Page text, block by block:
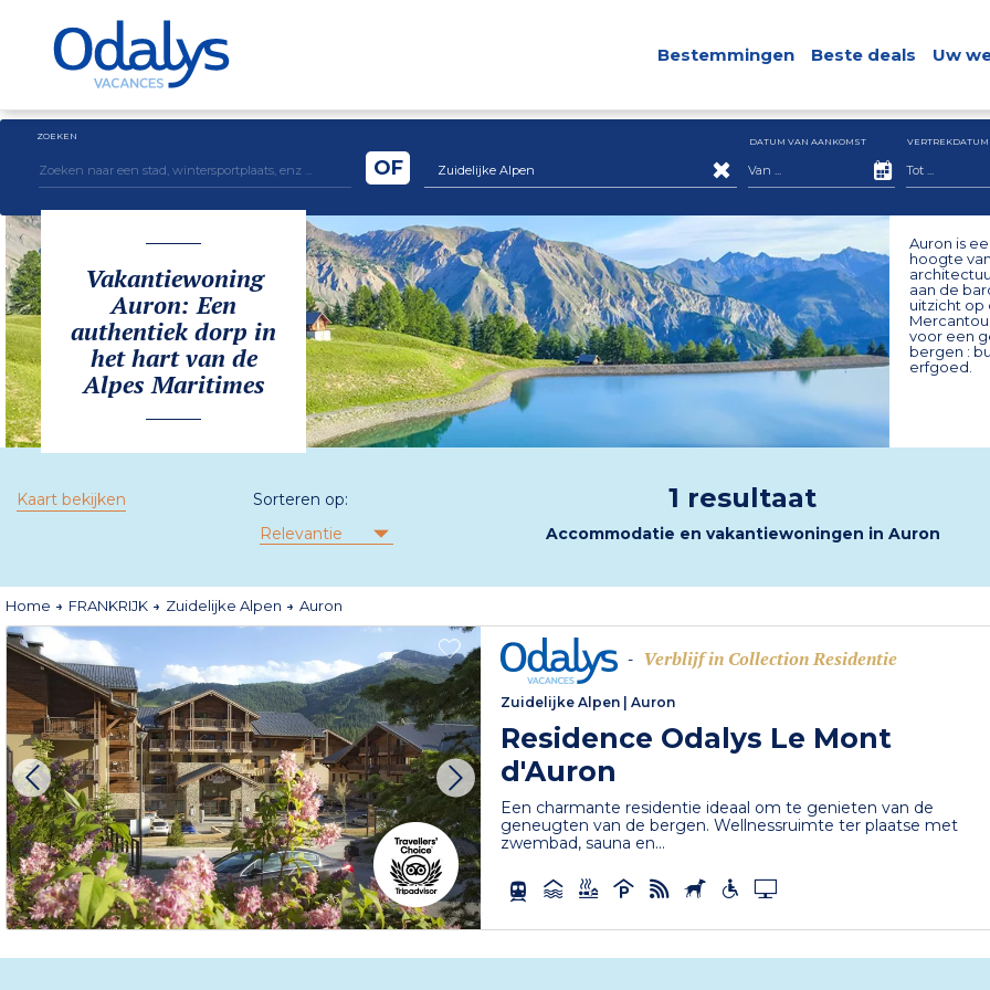
Bestemmingen Beste deals Uw
ZOEKEN
Zuidelijke Alpen
OF
DATUM VAN AANKOMST VERTREKDATUM
Vakantiewoning
Auron: Een
authentiek dorp in
het hart van de
Alpes Maritimes
Auron is
hoogte
aan de
uitzicht op
voor een
bergen :
erfgoed.
Kaart bekijken
Sorteren op:
Relevantie
1 resultaat
Accommodatie en vakantiewoningen in Auron
Home FRANKRIJK Zuidelijke Alpen Auron
- Verblijf in Collection Residentie
Zuidelijke Alpen |Auron
Residence Odalys Le Mont
d'Auron
Een charmante residentie ideaal om te genieten van de
geneugten van de bergen. Wellnessruimte ter plaatse met
zwembad, sauna en...